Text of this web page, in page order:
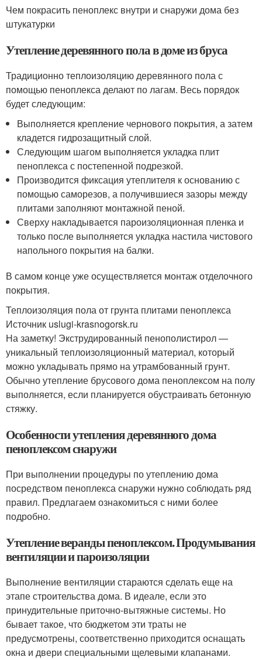
Чем покрасить пеноплекс внутри и снаружи дома без
штукатурки
Утепление деревянного пола в доме из бруса
Традиционно теплоизоляцию деревянного пола с
помощью пеноплекса делают по лагам. Весь порядок
будет следующим:
Выполняется крепление чернового покрытия, а затем
кладется гидрозащитный слой.
Следующим шагом выполняется укладка плит
пеноплекса с постепенной подрезкой.
Производится фиксация утеплителя к основанию с
помощью саморезов, а получившиеся зазоры между
плитами заполняют монтажной пеной.
Сверху накладывается пароизоляционная пленка и
только после выполняется укладка настила чистового
напольного покрытия на балки.
В самом конце уже осуществляется монтаж отделочного
покрытия.
Теплоизоляция пола от грунта плитами пеноплекса
Источник uslugi-krasnogorsk.ru
На заметку! Экструдированный пенополистирол —
уникальный теплоизоляционный материал, который
можно укладывать прямо на утрамбованный грунт.
Обычно утепление брусового дома пеноплексом на полу
выполняется, если планируется обустраивать бетонную
стяжку.
Особенности утепления деревянного дома
пеноплексом снаружи
При выполнении процедуры по утеплению дома
посредством пеноплекса снаружи нужно соблюдать ряд
правил. Предлагаем ознакомиться с ними более
подробно.
Утепление веранды пеноплексом. Продумывания
вентиляции и пароизоляции
Выполнение вентиляции стараются сделать еще на
этапе строительства дома. В идеале, если это
принудительные приточно-вытяжные системы. Но
бывает такое, что бюджетом эти траты не
предусмотрены, соответственно приходится оснащать
окна и двери специальными щелевыми клапанами.